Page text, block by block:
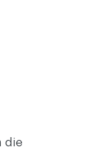
die